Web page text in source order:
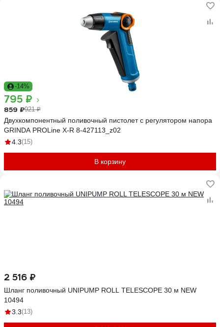
-14%
795 ₽
859 ₽921 ₽
Двухкомпонентный поливочный пистолет с регулятором напора
GRINDA PROLine X-R 8-427113_z02
4.3(15)
В корзину
2 516 ₽
Шланг поливочный UNIPUMP ROLL TELESCOPE 30 м NEW
10494
3.3(13)